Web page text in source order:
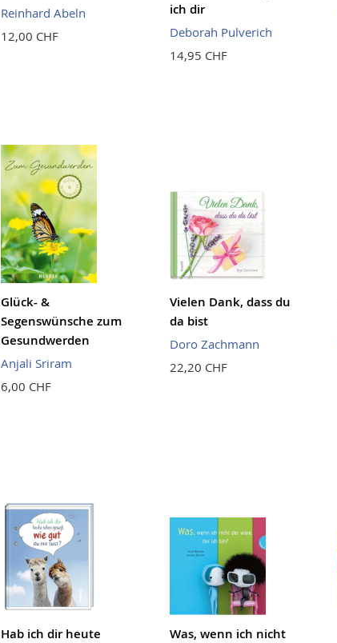
Reinhard Abeln
12,00 CHF
ich dir
Deborah Pulverich
14,95 CHF
Glück- &
Segenswünsche zum
Gesundwerden
Anjali Sriram
6,00 CHF
Vielen Dank, dass du
da bist
Doro Zachmann
22,20 CHF
Hab ich dir heute
Was, wenn ich nicht